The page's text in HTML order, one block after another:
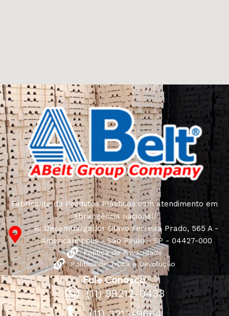
Fabricante de Produtos Plásticos com atendimento em
abrangência nacional!
R. Desembargador Olavo Ferreira Prado, 565 A -
Americanópolis - São Paulo - SP - 04427-000
Política de Privacidade
Política de Troca e Devolução
Fale Conosco
(11) 99212-0433